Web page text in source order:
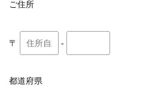
ご住所
〒 -
都道府県